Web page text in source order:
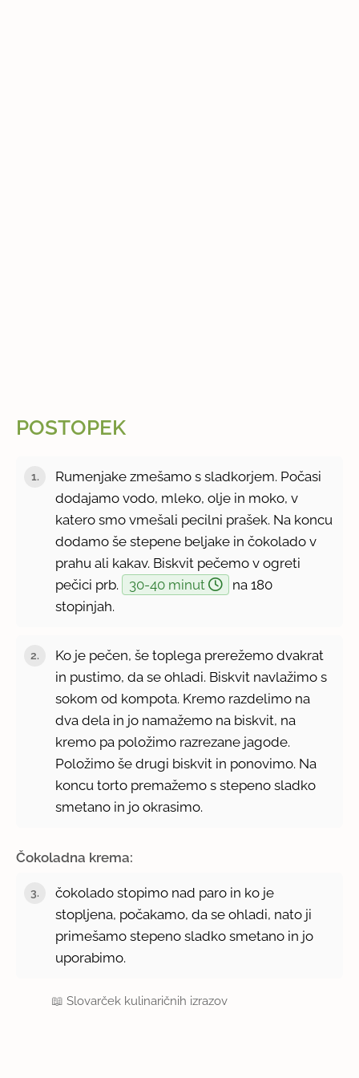
POSTOPEK
Rumenjake zmešamo s sladkorjem. Počasi
dodajamo vodo, mleko, olje in moko, v
katero smo vmešali pecilni prašek. Na koncu
dodamo še stepene beljake in čokolado v
prahu ali kakav. Biskvit pečemo v ogreti
pečici prb.
30-40 minut
na 180
stopinjah.
Ko je pečen, še toplega prerežemo dvakrat
in pustimo, da se ohladi. Biskvit navlažimo s
sokom od kompota. Kremo razdelimo na
dva dela in jo namažemo na biskvit, na
kremo pa položimo razrezane jagode.
Položimo še drugi biskvit in ponovimo. Na
koncu torto premažemo s stepeno sladko
smetano in jo okrasimo.
Čokoladna krema:
čokolado stopimo nad paro in ko je
stopljena, počakamo, da se ohladi, nato ji
primešamo stepeno sladko smetano in jo
uporabimo.
📖Slovarček kulinaričnih izrazov